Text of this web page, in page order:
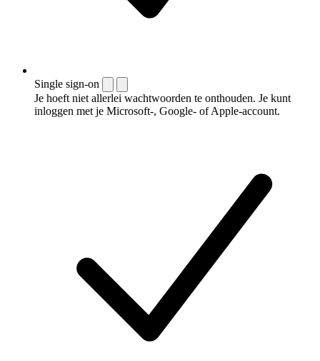
Single sign-on
Je hoeft niet allerlei wachtwoorden te onthouden. Je kunt
inloggen met je Microsoft-, Google- of Apple-account.